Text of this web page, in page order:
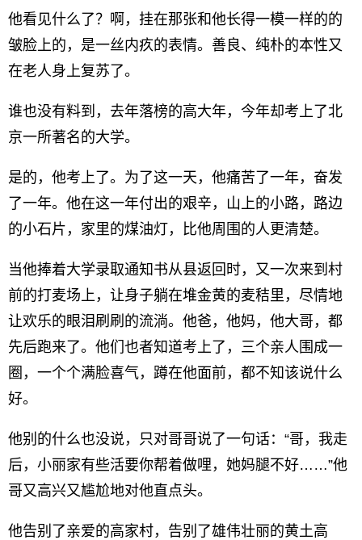
他看见什么了？啊，挂在那张和他长得一模一样的的
皱脸上的，是一丝内疚的表情。善良、纯朴的本性又
在老人身上复苏了。
谁也没有料到，去年落榜的高大年，今年却考上了北
京一所著名的大学。
是的，他考上了。为了这一天，他痛苦了一年，奋发
了一年。他在这一年付出的艰辛，山上的小路，路边
的小石片，家里的煤油灯，比他周围的人更清楚。
当他捧着大学录取通知书从县返回时，又一次来到村
前的打麦场上，让身子躺在堆金黄的麦秸里，尽情地
让欢乐的眼泪刷刷的流淌。他爸，他妈，他大哥，都
先后跑来了。他们也者知道考上了，三个亲人围成一
圈，一个个满脸喜气，蹲在他面前，都不知该说什么
好。
他别的什么也没说，只对哥哥说了一句话：“哥，我走
后，小丽家有些活要你帮着做哩，她妈腿不好……”他
哥又高兴又尴尬地对他直点头。
他告别了亲爱的高家村，告别了雄伟壮丽的黄土高